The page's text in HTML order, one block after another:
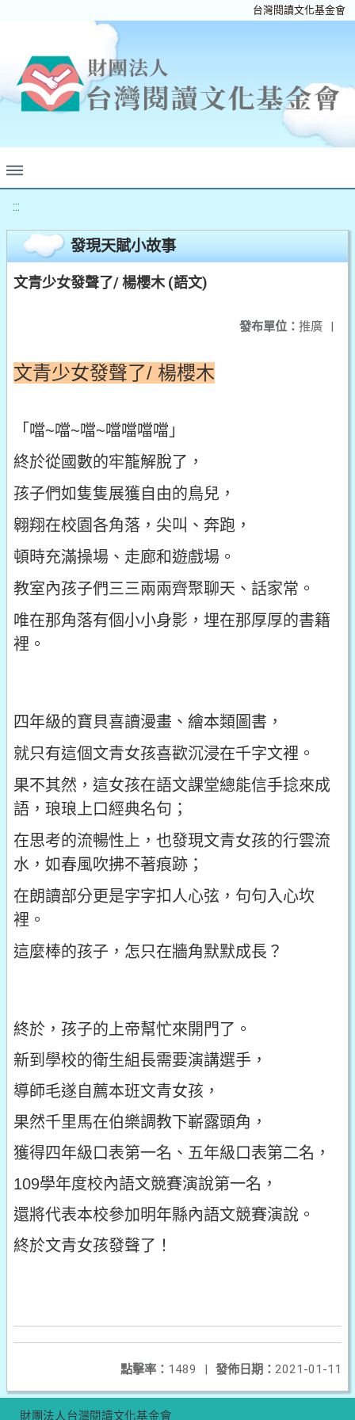
台灣閱讀文化基金會
:::
發現天賦小故事
文青少女發聲了/ 楊櫻木 (語文)
發布單位： 推廣 |
文青少女發聲了/ 楊櫻木
「噹~噹~噹~噹噹噹噹」
終於從國數的牢籠解脫了，
孩子們如隻隻展獲自由的鳥兒，
翱翔在校園各角落，尖叫、奔跑，
頓時充滿操場、走廊和遊戲場。
教室內孩子們三三兩兩齊聚聊天、話家常。
唯在那角落有個小小身影，埋在那厚厚的書籍
裡。
四年級的寶貝喜讀漫畫、繪本類圖書，
就只有這個文青女孩喜歡沉浸在千字文裡。
果不其然，這女孩在語文課堂總能信手捻來成
語，琅琅上口經典名句；
在思考的流暢性上，也發現文青女孩的行雲流
水，如春風吹拂不著痕跡；
在朗讀部分更是字字扣人心弦，句句入心坎
裡。
這麼棒的孩子，怎只在牆角默默成長？
終於，孩子的上帝幫忙來開門了。
新到學校的衛生組長需要演講選手，
導師毛遂自薦本班文青女孩，
果然千里馬在伯樂調教下嶄露頭角，
獲得四年級口表第一名、五年級口表第二名，
109學年度校內語文競賽演說第一名，
還將代表本校參加明年縣內語文競賽演說。
終於文青女孩發聲了！
發佈日期： 2021-01-11
點擊率： 1489 |
財團法人台灣閱讀文化基金會